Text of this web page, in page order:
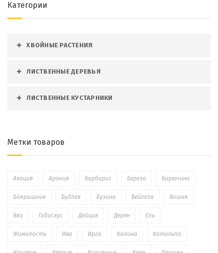
Категории
ХВОЙНЫЕ РАСТЕНИЯ
ЛИСТВЕННЫЕ ДЕРЕВЬЯ
ЛИСТВЕННЫЕ КУСТАРНИКИ
Метки товаров
Акация Арония Барбарис Береза Бирючина
Боярышник Будлея Бузина Вейгела Вишня
Вяз Гибискус Дейция Дерен Ель
Жимолость Ива Ирга Калина Катальпа